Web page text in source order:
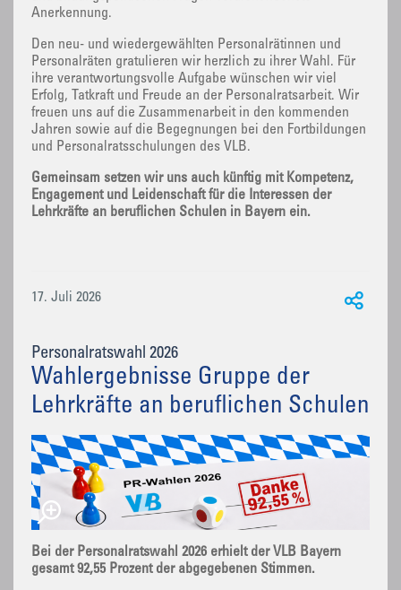
Anerkennung.
Den neu- und wiedergewählten Personalrätinnen und
Personalräten gratulieren wir herzlich zu ihrer Wahl. Für
ihre verantwortungsvolle Aufgabe wünschen wir viel
Erfolg, Tatkraft und Freude an der Personalratsarbeit. Wir
freuen uns auf die Zusammenarbeit in den kommenden
Jahren sowie auf die Begegnungen bei den Fortbildungen
und Personalratsschulungen des VLB.
Gemeinsam setzen wir uns auch künftig mit Kompetenz,
Engagement und Leidenschaft für die Interessen der
Lehrkräfte an beruflichen Schulen in Bayern ein.
17. Juli 2026
Personalratswahl 2026
Wahlergebnisse Gruppe der
Lehrkräfte an beruflichen Schulen
Bei der Personalratswahl 2026 erhielt der VLB Bayern
gesamt 92,55 Prozent der abgegebenen Stimmen.